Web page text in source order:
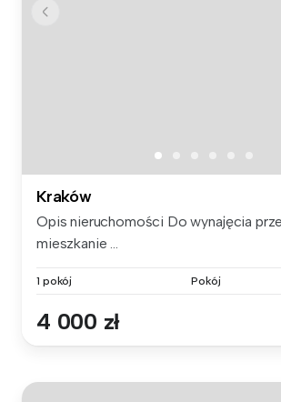
Kraków
Opis nieruchomości Do wynajęcia
mieszkanie ...
1 pokój Pokój
4 000 zł